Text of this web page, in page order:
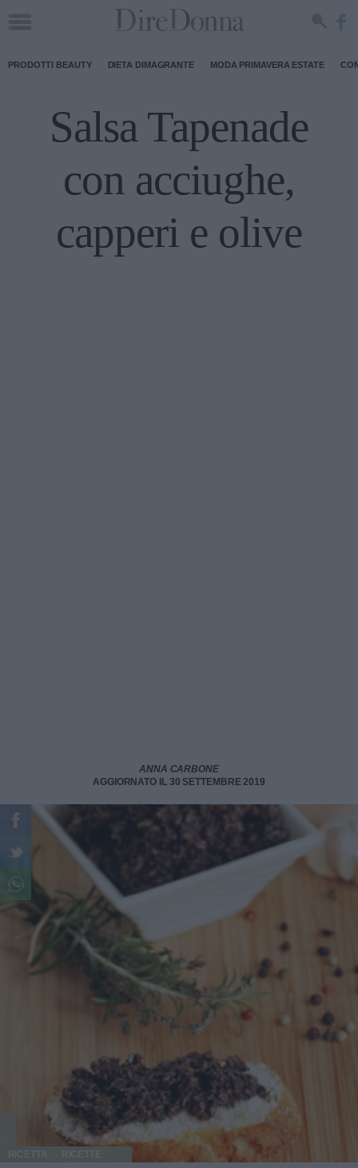
PRODOTTI BEAUTY DIETA DIMAGRANTE MODA PRIMAVERA ESTATE
Salsa Tapenade
con acciughe,
capperi e olive
ANNA CARBONE
AGGIORNATO IL 30 SETTEMBRE 2019
RICETTA